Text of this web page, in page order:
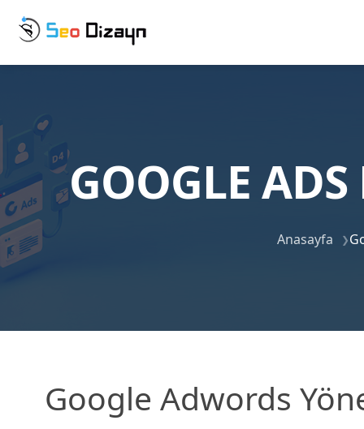
GOOGLE
Anasayfa
Google Adwords